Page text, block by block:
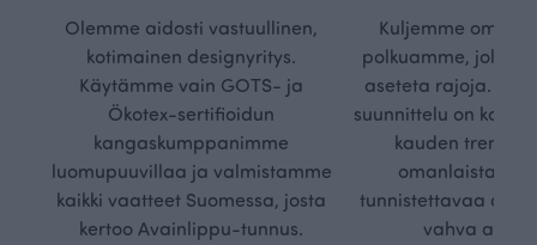
Olemme aidosti vastuullinen,
kotimainen designyritys.
Käytämme vain GOTS- ja
Ökotex-sertifioidun
kangaskumppanimme
luomupuuvillaa ja valmistamme
kaikki vaatteet Suomessa, josta
kertoo Avainlippu-tunnus.
Kuljemme omaa,
polkuamme, jolla
aseteta rajoja.
suunnittelu on
kauden
omanlaista,
tunnistettavaa
vahva